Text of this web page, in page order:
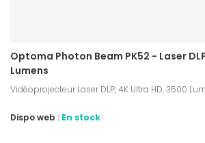
Optoma Photon Beam PK52 - Laser
Lumens
Vidéoprojecteur Laser DLP, 4K Ultra HD, 3500
Dispo web : En stock